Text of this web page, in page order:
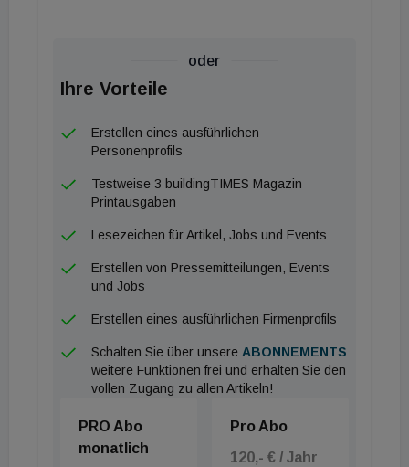
oder
Ihre Vorteile
Erstellen eines ausführlichen
Personenprofils
Testweise 3 buildingTIMES Magazin
Printausgaben
Lesezeichen für Artikel, Jobs und Events
Erstellen von Pressemitteilungen, Events
und Jobs
Erstellen eines ausführlichen Firmenprofils
Schalten Sie über unsere ABONNEMENTS
weitere Funktionen frei und erhalten Sie den
vollen Zugang zu allen Artikeln!
PRO Abo
monatlich
Pro Abo
120,- € / Jahr